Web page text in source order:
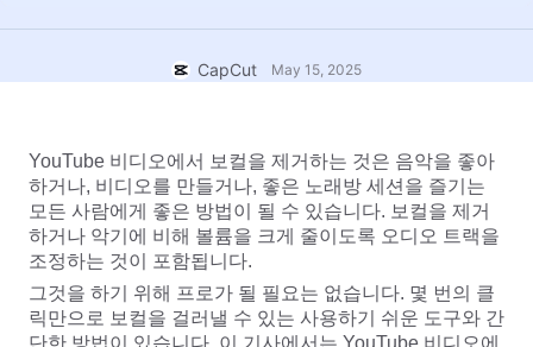
음성 인식
텍스트에서 음성으로
음성 보정
노이즈 제거
이미지
리소스
시장 동향
주요 추천
템플릿 트렌드 및 팁
더 보기
CapCut 열기
CapCut May 15, 2025
YouTube 비디오에서 보컬을 제거하는 것은 음악을 좋아
하거나, 비디오를 만들거나, 좋은 노래방 세션을 즐기는
모든 사람에게 좋은 방법이 될 수 있습니다. 보컬을 제거
하거나 악기에 비해 볼륨을 크게 줄이도록 오디오 트랙을
조정하는 것이 포함됩니다.
그것을 하기 위해 프로가 될 필요는 없습니다. 몇 번의 클
릭만으로 보컬을 걸러낼 수 있는 사용하기 쉬운 도구와 간
단한 방법이 있습니다. 이 기사에서는 YouTube 비디오에